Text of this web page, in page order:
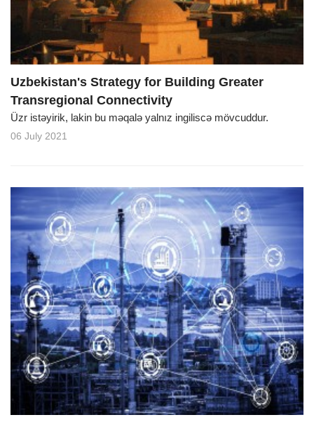
Uzbekistan's Strategy for Building Greater
Transregional Connectivity
Üzr istəyirik, lakin bu məqalə yalnız ingiliscə mövcuddur.
06 July 2021